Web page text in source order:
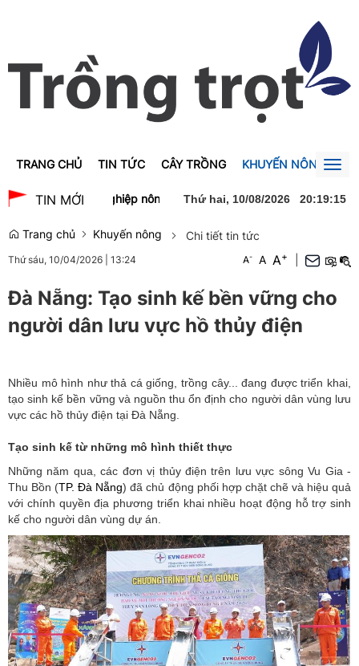
TRANG CHỦ TIN TỨC CÂY TRỒNG KHUYẾN NÔNG
TIN MỚI
công nghiệp nông thôn Thường trực Ban Bí thư Trần Cẩm
Thứ hai, 10/08/2026 20:19:16
Trang chủ Khuyến nông Chi tiết tin tức
Thứ sáu, 10/04/2026 13:24 A- A A+
Đà Nẵng: Tạo sinh kế bền vững cho
người dân lưu vực hồ thủy điện
Nhiều mô hình như thả cá giống, trồng cây... đang được triển khai,
tạo sinh kế bền vững và nguồn thu ổn định cho người dân vùng lưu
vực các hồ thủy điện tại Đà Nẵng.
Tạo sinh kế từ những mô hình thiết thực
Những năm qua, các đơn vị thủy điện trên lưu vực sông Vu Gia -
Thu Bồn (TP. Đà Nẵng) đã chủ động phối hợp chặt chẽ và hiệu quả
với chính quyền địa phương triển khai nhiều hoạt động hỗ trợ sinh
kế cho người dân vùng dự án.